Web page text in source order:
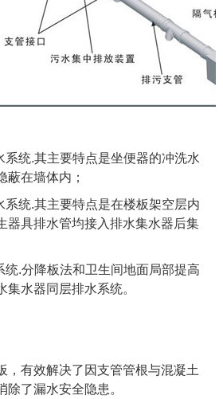
系统.其主要特点是坐便器的冲洗水
蔽在墙体内；
系统.其主要特点是在楼板架空层内
器具排水管均接入排水集水器后集
统.分降板法和卫生间地面局部提高
水器同层排水系统。
，有效解决了因支管管根与混凝土
了漏水安全隐患。